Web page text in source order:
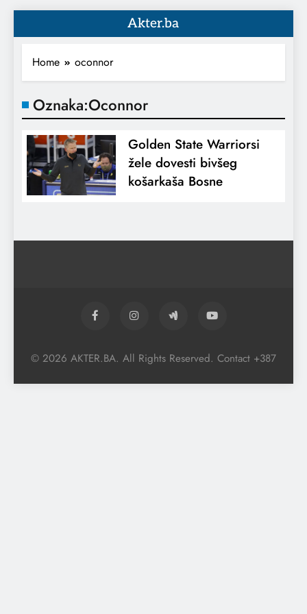
Akter.ba
Home oconnor
Oznaka:Oconnor
Golden State Warriorsi
žele dovesti bivšeg
košarkaša Bosne
© 2026 AKTER.BA. All Rights Reserved. Contact +387